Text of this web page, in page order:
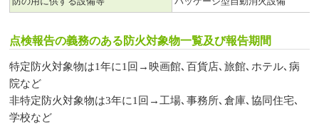
点検報告の義務のある防火対象物一覧及び報告期間
特定防火対象物は1年に1回→映画館､百貨店､旅館､ホテル､病
院など
非特定防火対象物は3年に1回→工場､事務所､倉庫､協同住宅､
学校など